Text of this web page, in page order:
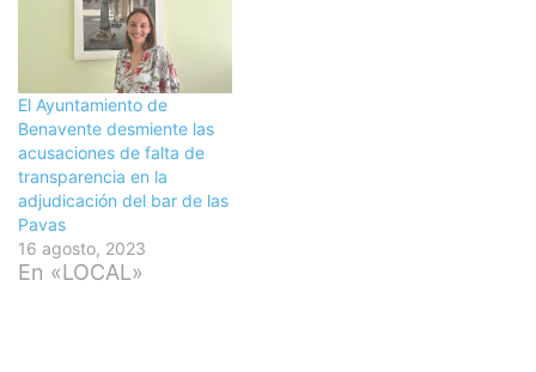
El Ayuntamiento de
Benavente desmiente las
acusaciones de falta de
transparencia en la
adjudicación del bar de las
Pavas
16 agosto, 2023
En «LOCAL»